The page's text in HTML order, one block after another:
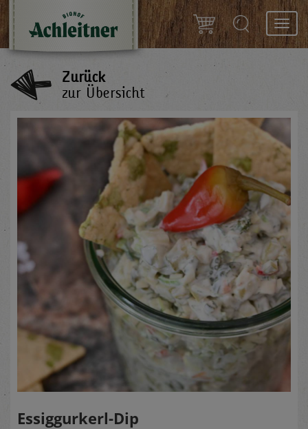
Zurück
zur Übersicht
Essiggurkerl-Dip